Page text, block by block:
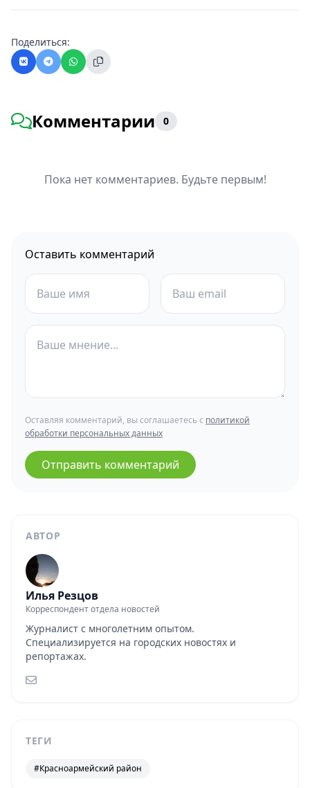
АВТОР
Илья Резцов
Корреспондент отдела новостей
Журналист с многолетним опытом.
Специализируется на городских новостях и
репортажах.
ТЕГИ
#Красноармейский район
Поделиться:
Комментарии 0
Пока нет комментариев. Будьте первым!
Оставить комментарий
Оставляя комментарий, вы соглашаетесь с политикой
обработки персональных данных
Отправить комментарий